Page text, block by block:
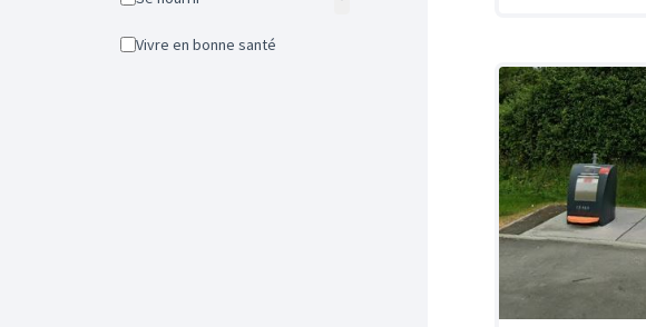
Vivre en bonne santé